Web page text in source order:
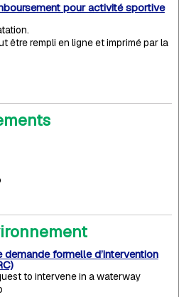
pour activité sportive
être rempli en ligne et imprimé par la
demande formelle d’intervention
to intervene in a waterway